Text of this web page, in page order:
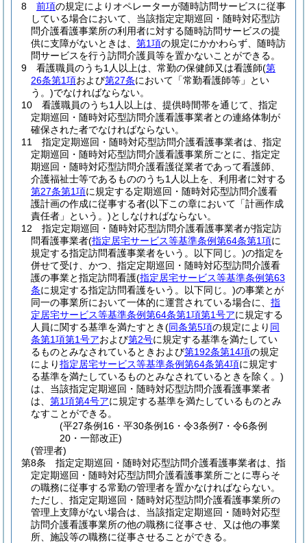
8
前項の規定によりオペレーターが随時訪問サービスに従事
している場合において、当該指定定期巡回・随時対応型訪
問介護看護事業所の利用者に対する随時訪問サービスの提
供に支障がないときは、 第1項の規定にかかわらず、随時訪
問サービスを行う訪問介護員等を置かないことができる。
9
看護職員のうち1人以上は、常勤の保健師又は看護師(第
26条第1項および第27条において「常勤看護師等」とい
う。)でなければならない。
10
看護職員のうち1人以上は、提供時間帯を通じて、指定
定期巡回・随時対応型訪問介護看護事業者との連絡体制が
確保された者でなければならない。
11
指定定期巡回・随時対応型訪問介護看護事業者は、指定
定期巡回・随時対応型訪問介護看護事業所ごとに、指定定
期巡回・随時対応型訪問介護看護従業者であって看護師、
介護福祉士等であるもののうち1人以上を、利用者に対する
第27条第1項に規定する定期巡回・随時対応型訪問介護看
護計画の作成に従事する者(以下この章において「計画作成
責任者」という。)としなければならない。
12
指定定期巡回・随時対応型訪問介護看護事業者が指定訪
問看護事業者(指定居宅サービス等基準条例第64条第1項に
規定する指定訪問看護事業者をいう。以下同じ。)の指定を
併せて受け、かつ、指定定期巡回・随時対応型訪問介護看
護の事業と指定訪問看護(指定居宅サービス等基準条例第63
条に規定する指定訪問看護をいう。以下同じ。)の事業とが
同一の事業所において一体的に運営されている場合に、 指
定居宅サービス等基準条例第64条第1項第1号アに規定する
人員に関する基準を満たすとき(同条第5項の規定により 同
条第1項第1号アおよび第2号に規定する基準を満たしてい
るものとみなされているときおよび第192条第14項の規定
により指定居宅サービス等基準条例第64条第4項に規定す
る基準を満たしているものとみなされているときを除く。)
は、当該指定定期巡回・随時対応型訪問介護看護事業者
は、 第1項第4号アに規定する基準を満たしているものとみ
なすことができる。
(平27条例16・平30条例16・令3条例7・令6条例
20・一部改正)
(管理者)
第8条
指定定期巡回・随時対応型訪問介護看護事業者は、指
定定期巡回・随時対応型訪問介護看護事業所ごとに専らそ
の職務に従事する常勤の管理者を置かなければならない。
ただし、指定定期巡回・随時対応型訪問介護看護事業所の
管理上支障がない場合は、当該指定定期巡回・随時対応型
訪問介護看護事業所の他の職務に従事させ、又は他の事業
所、施設等の職務に従事させることができる。